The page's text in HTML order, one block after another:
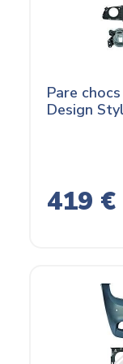
Pare
Design
419 €